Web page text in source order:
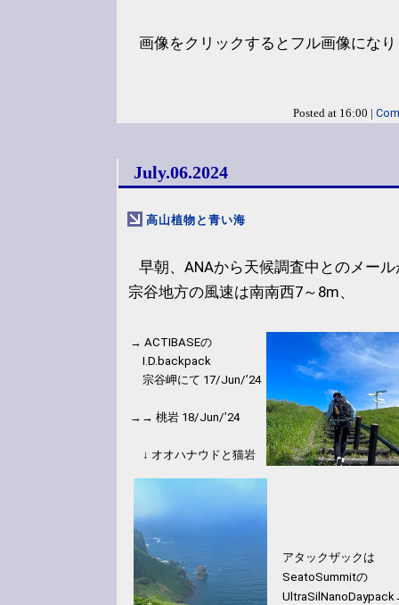
画像をクリックするとフル画像にな
Posted at 16:00 |
July.06.2024
高山植物と青い海
早朝、ANAから天候調査中とのメー
宗谷地方の風速は南南西7～8m、
→ ACTIBASEの
I.D.backpack
宗谷岬にて 17/Jun/’24
→→ 桃岩 18/Jun/’24
↓ オオハナウドと猫岩
アタックザックは
SeatoSummitの